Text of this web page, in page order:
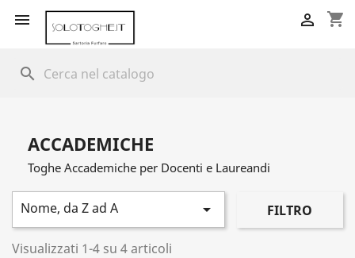
 shopping_cart

search
ACCADEMICHE
Toghe Accademiche per Docenti e Laureandi
Nome, da Z ad A  FILTRO
Visualizzati 1-4 su 4 articoli